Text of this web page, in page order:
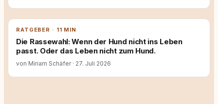
RATGEBER · 11 MIN
Die Rassewahl: Wenn der Hund nicht ins Leben
passt. Oder das Leben nicht zum Hund.
von Miriam Schäfer · 27. Juli 2026